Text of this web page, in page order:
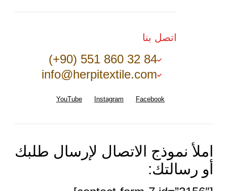
اتصل بنا
(+90) 551 860 32 84
info@herpitextile.com
Facebook
Instagram
YouTube
املأ نموذج الاتصال لإرسال طلبك
أو رسالتك: